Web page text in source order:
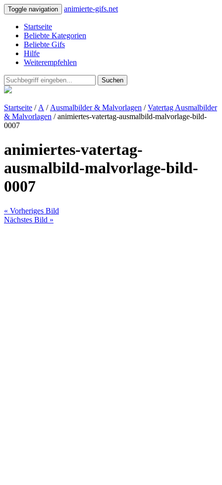
Toggle navigation animierte-gifs.net
Startseite
Beliebte Kategorien
Beliebte Gifs
Hilfe
Weiterempfehlen
Suchen
Startseite / A / Ausmalbilder & Malvorlagen /Vatertag Ausmalbilder
& Malvorlagen / animiertes-vatertag-ausmalbild-malvorlage-bild-
0007
animiertes-vatertag-
ausmalbild-malvorlage-bild-
0007
« Vorheriges Bild
Nächstes Bild »